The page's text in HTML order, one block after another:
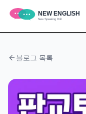
블로그 목록